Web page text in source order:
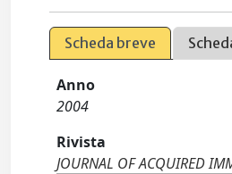
Scheda breve
Anno
2004
Rivista
JOURNAL OF ACQUIRED